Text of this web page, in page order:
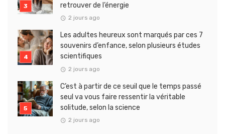
retrouver de l’énergie
2 jours ago
Les adultes heureux sont marqués par ces 7
souvenirs d’enfance, selon plusieurs études
scientifiques
2 jours ago
C’est à partir de ce seuil que le temps passé
seul va vous faire ressentir la véritable
solitude, selon la science
2 jours ago